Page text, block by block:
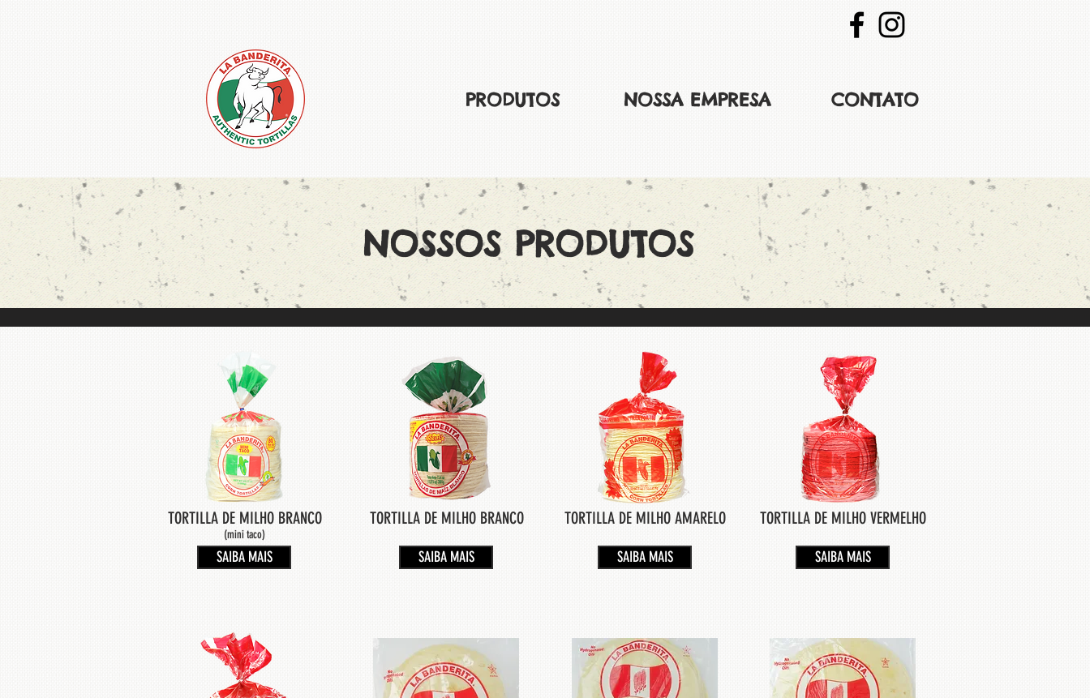
PRODUTOS NOSSA EMPRESA CONTATO
NOSSOS PRODUTOS
TORTILLA DE MILHO BRANCO
(mini taco)
SAIBA MAIS
TORTILLA DE MILHO BRANCO
SAIBA MAIS
TORTILLA DE MILHO AMARELO
SAIBA MAIS
TORTILLA DE MILHO VERMELHO
SAIBA MAIS